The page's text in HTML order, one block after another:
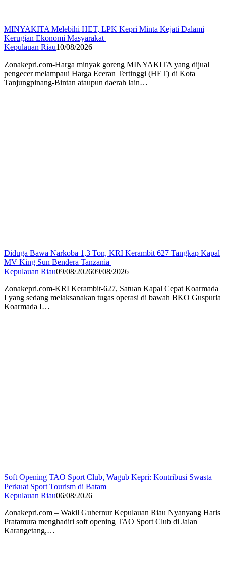
MINYAKITA Melebihi HET, LPK Kepri Minta Kejati Dalami
Kerugian Ekonomi Masyarakat
Kepulauan Riau10/08/2026
Zonakepri.com-Harga minyak goreng MINYAKITA yang dijual
pengecer melampaui Harga Eceran Tertinggi (HET) di Kota
Tanjungpinang-Bintan ataupun daerah lain…
Diduga Bawa Narkoba 1,3 Ton, KRI Kerambit 627 Tangkap Kapal
MV King Sun Bendera Tanzania
Kepulauan Riau09/08/202609/08/2026
Zonakepri.com-KRI Kerambit-627, Satuan Kapal Cepat Koarmada
I yang sedang melaksanakan tugas operasi di bawah BKO Guspurla
Koarmada I…
Soft Opening TAO Sport Club, Wagub Kepri: Kontribusi Swasta
Perkuat Sport Tourism di Batam
Kepulauan Riau06/08/2026
Zonakepri.com – Wakil Gubernur Kepulauan Riau Nyanyang Haris
Pratamura menghadiri soft opening TAO Sport Club di Jalan
Karangetang,…